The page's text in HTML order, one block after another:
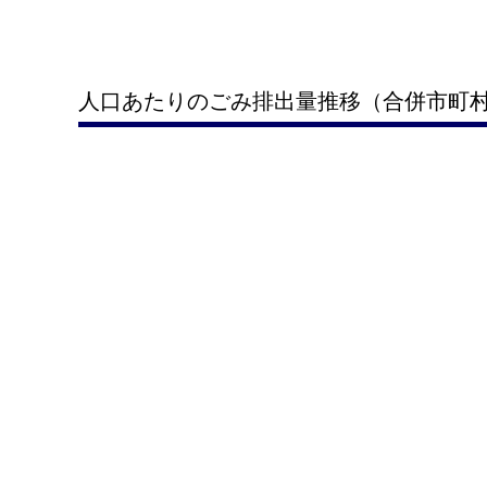
人口あたりのごみ排出量推移（合併市町